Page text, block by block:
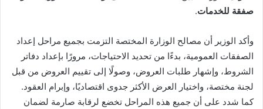
صفقة للخدمات.
وأكد الوزير أن مصالح الوزارة المختصة التزمت بجميع مراحل إعداد
الصفقات العمومية، بدءًا من تحديد الاحتياجات، مرورًا بإعداد دفاتر
الشروط، وإشهار طلبات العروض، وصولًا إلى تقييم العروض من قبل
لجنة مختصة، واختيار العرض الأكثر جدوى اقتصاديًا، وإبرام العقود.
كما شدد على أن جميع هذه المراحل تخضع لرقابة صارمة لضمان